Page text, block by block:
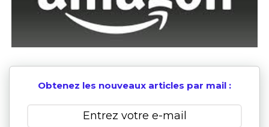
Obtenez les nouveaux articles par mail :